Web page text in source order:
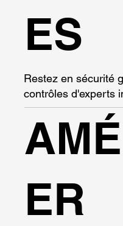
ES
Restez en sécurité
contrôles d'experts
ER